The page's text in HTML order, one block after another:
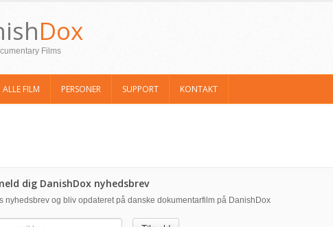
Dox
Films
ALLE FILM PERSONER SUPPORT KONTAKT
dig DanishDox nyhedsbrev
nyhedsbrev og bliv opdateret på danske dokumentarfilm på DanishDox